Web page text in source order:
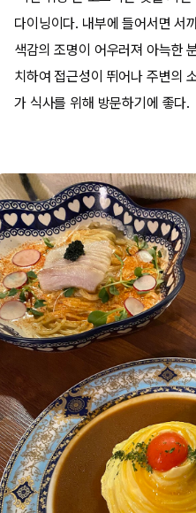
다이닝이다. 내부에 들어서면 서
색감의 조명이 어우러져 아늑한
치하여 접근성이 뛰어나 주변의
가 식사를 위해 방문하기에 좋다.